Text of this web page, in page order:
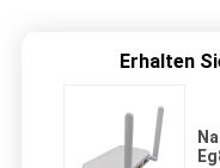
Erhalten